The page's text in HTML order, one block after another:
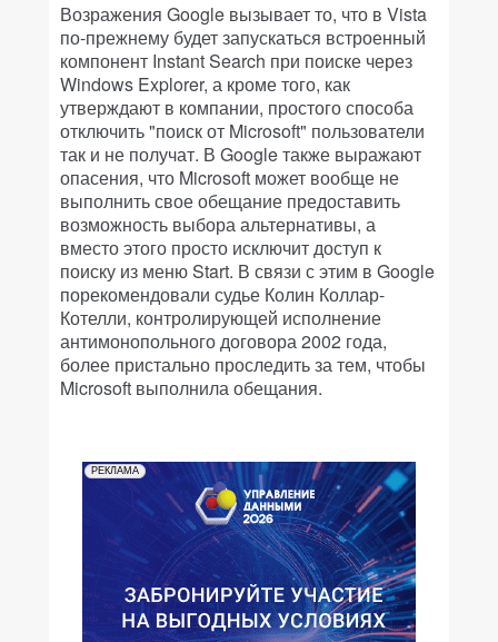
Возражения Google вызывает то, что в Vista
по-прежнему будет запускаться встроенный
компонент Instant Search при поиске через
Windows Explorer, а кроме того, как
утверждают в компании, простого способа
отключить "поиск от Microsoft" пользователи
так и не получат. В Google также выражают
опасения, что Microsoft может вообще не
выполнить свое обещание предоставить
возможность выбора альтернативы, а
вместо этого просто исключит доступ к
поиску из меню Start. В связи с этим в Google
порекомендовали судье Колин Коллар-
Котелли, контролирующей исполнение
антимонопольного договора 2002 года,
более пристально проследить за тем, чтобы
Microsoft выполнила обещания.
РЕКЛАМА